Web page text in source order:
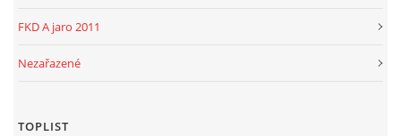
FKD A jaro 2011
Nezařazené
TOPLIST